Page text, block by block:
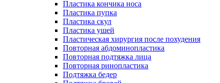
Пластика кончика носа
Пластика пупка
Пластика скул
Пластика ушей
Пластическая хирургия после похудения
Повторная абдоминопластика
Повторная подтяжка лица
Повторная ринопластика
Подтяжка бедер